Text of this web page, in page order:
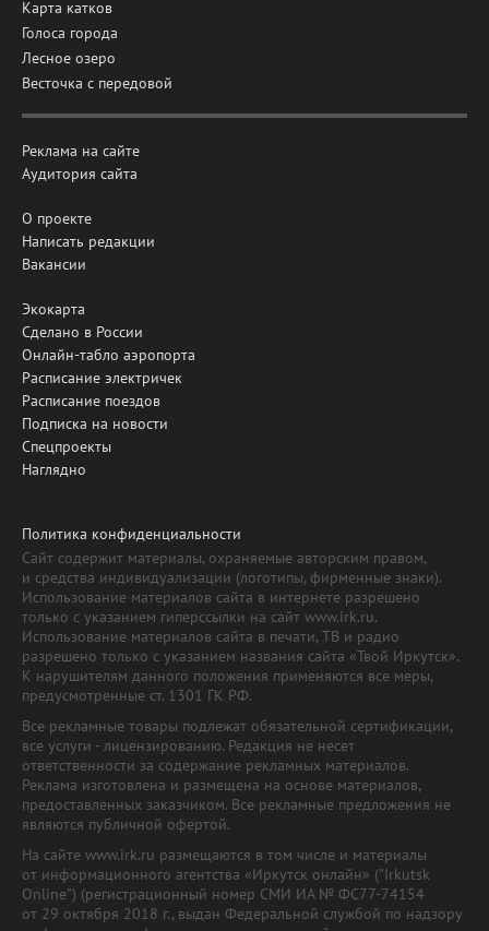
Карта катков
Голоса города
Лесное озеро
Весточка с передовой
Реклама на сайте
Аудитория сайта
О проекте
Написать редакции
Вакансии
Экокарта
Сделано в России
Онлайн-табло аэропорта
Расписание электричек
Расписание поездов
Подписка на новости
Спецпроекты
Наглядно
Политика конфиденциальности
Сайт содержит материалы, охраняемые авторским правом,
и средства индивидуализации (логотипы, фирменные знаки).
Использование материалов сайта в интернете разрешено
только с указанием гиперссылки на сайт www.irk.ru.
Использование материалов сайта в печати, ТВ и радио
разрешено только с указанием названия сайта «Твой Иркутск».
К нарушителям данного положения применяются все меры,
предусмотренные ст. 1301 ГК РФ.
Все рекламные товары подлежат обязательной сертификации,
все услуги - лицензированию. Редакция не несет
ответственности за содержание рекламных материалов.
Реклама изготовлена и размещена на основе материалов,
предоставленных заказчиком. Все рекламные предложения не
являются публичной офертой.
На сайте www.irk.ru размещаются в том числе и материалы
от информационного агентства «Иркутск онлайн» ("Irkutsk
Online") (регистрационный номер СМИ ИА № ФС77-74154
от 29 октября 2018 г., выдан Федеральной службой по надзору